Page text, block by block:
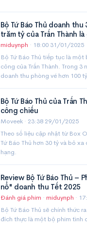
Bộ Tứ Báo Thủ doanh
trăm tỷ của Trấn Thành là
miduynph · 18:00 31/01/2025
Bộ Tứ Báo Thủ tiếp tục là
công của Trấn Thành. Trong
doanh thu phòng vé hơn 100
Bộ Tứ Báo Thủ của Trấn
công chiếu
Moveek · 23:38 29/01/2025
Theo số liệu cập nhật từ Box
Tứ Báo Thủ hơn 30 tỷ và bỏ
hạng.
Review Bộ Tứ Báo Thủ –
nổ" doanh thu Tết 2025
Đánh giá phim · miduynph ·
Bộ Tứ Báo Thủ sẽ chính thức
đích thực là một bộ phim tình